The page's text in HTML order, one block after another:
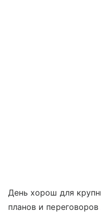
День хорош для
планов и